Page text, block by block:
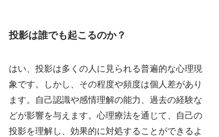
投影は誰でも起こるのか？
はい、投影は多くの人に見られる普遍的な心理現
象です。しかし、その程度や頻度は個人差があり
ます。自己認識や感情理解の能力、過去の経験な
どが影響を与えます。心理療法を通じて、自己の
投影を理解し、効果的に対処することができるよ